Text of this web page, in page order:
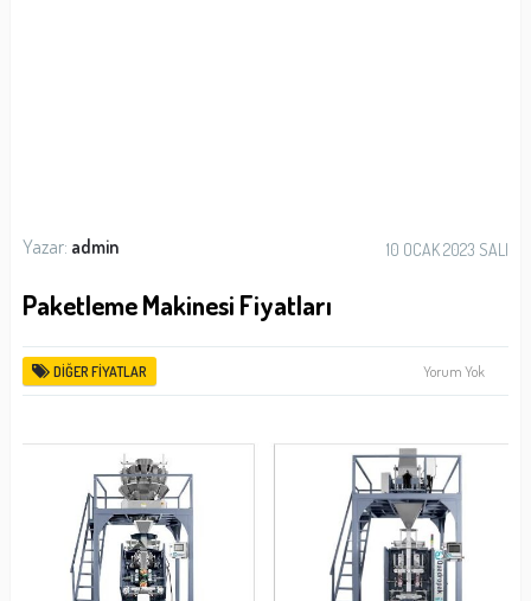
Yazar: admin 10 OCAK 2023 SALI
Paketleme Makinesi Fiyatları
DIĞER FIYATLAR Yorum Yok